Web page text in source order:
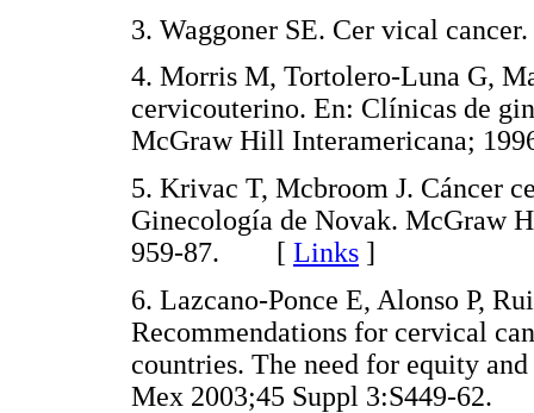
3. Waggoner SE. Cer vical
4. Morris M, Tortolero-Luna G,
cervicouterino. En: Clínicas de
McGraw Hill Interamericana;
5. Krivac T, Mcbroom J. Cáncer
Ginecología de Novak. McGraw
959-87. [ Links ]
6. Lazcano-Ponce E, Alonso P,
Recommendations for cervical
countries. The need for equity
Mex 2003;45 Suppl 3:S449-